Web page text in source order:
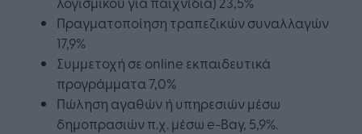
Πραγματοποίηση τραπεζικών συναλλαγών
17,9%
Συμμετοχή σε online εκπαιδευτικά
προγράμματα 7,0%
Πώληση αγαθών ή υπηρεσιών μέσω
δημοπρασιών π.χ. μέσω e-Bay, 5,9%.